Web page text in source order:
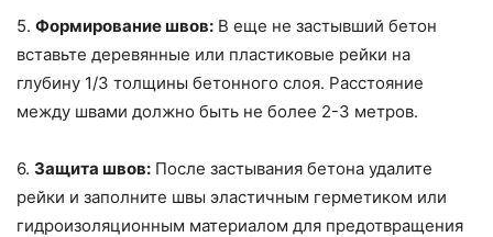
5. Формирование швов: В еще не застывший бетон
вставьте деревянные или пластиковые рейки на
глубину 1/3 толщины бетонного слоя. Расстояние
между швами должно быть не более 2-3 метров.
6. Защита швов: После застывания бетона удалите
рейки и заполните швы эластичным герметиком или
гидроизоляционным материалом для предотвращения